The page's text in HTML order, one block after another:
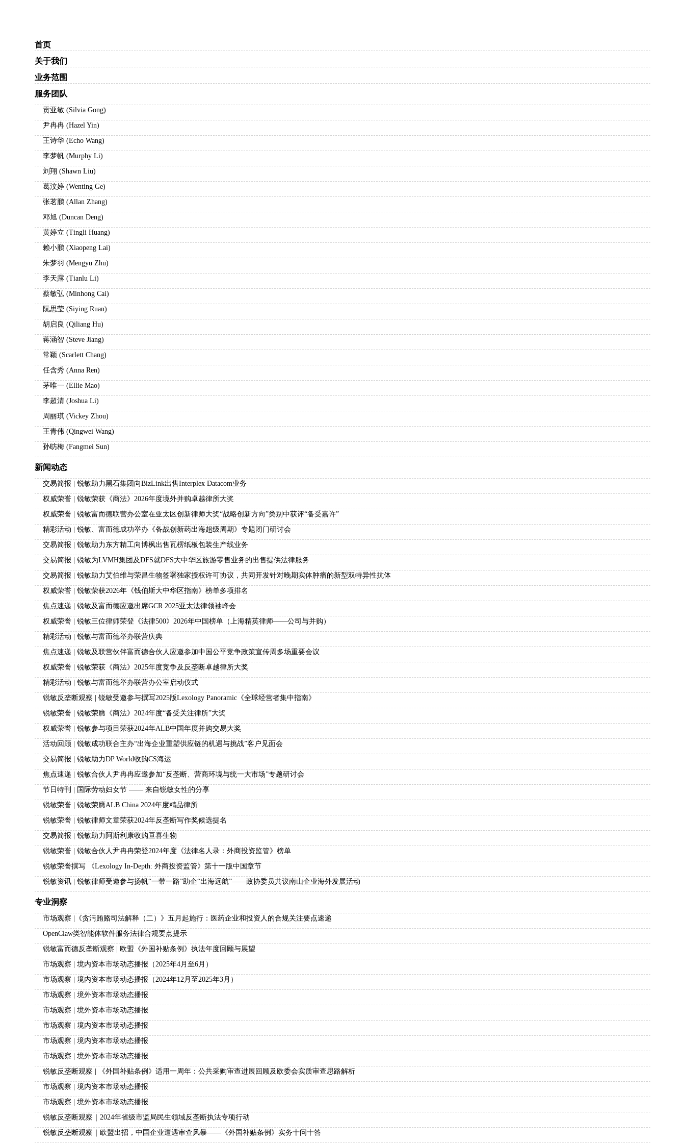
首页
关于我们
业务范围
服务团队
贡亚敏 (Silvia Gong)
尹冉冉 (Hazel Yin)
王诗华 (Echo Wang)
李梦帆 (Murphy Li)
刘翔 (Shawn Liu)
葛汶婷 (Wenting Ge)
张茗鹏 (Allan Zhang)
邓旭 (Duncan Deng)
黄婷立 (Tingli Huang)
赖小鹏 (Xiaopeng Lai)
朱梦羽 (Mengyu Zhu)
李天露 (Tianlu Li)
蔡敏弘 (Minhong Cai)
阮思莹 (Siying Ruan)
胡启良 (Qiliang Hu)
蒋涵智 (Steve Jiang)
常颖 (Scarlett Chang)
任含秀 (Anna Ren)
茅唯一 (Ellie Mao)
李超清 (Joshua Li)
周丽琪 (Vickey Zhou)
王青伟 (Qingwei Wang)
孙昉梅 (Fangmei Sun)
新闻动态
交易简报 | 锐敏助力黑石集团向BizLink出售Interplex Datacom业务
权威荣誉 | 锐敏荣获《商法》2026年度境外并购卓越律所大奖
权威荣誉 | 锐敏富而德联营办公室在亚太区创新律师大奖“战略创新方向”类别中获评“备受嘉许”
精彩活动 | 锐敏、富而德成功举办《备战创新药出海超级周期》专题闭门研讨会
交易简报 | 锐敏助力东方精工向博枫出售瓦楞纸板包装生产线业务
交易简报 | 锐敏为LVMH集团及DFS就DFS大中华区旅游零售业务的出售提供法律服务
交易简报 | 锐敏助力艾伯维与荣昌生物签署独家授权许可协议，共同开发针对晚期实体肿瘤的新型双特异性抗体
权威荣誉 | 锐敏荣获2026年《钱伯斯大中华区指南》榜单多项排名
焦点速递 | 锐敏及富而德应邀出席GCR 2025亚太法律领袖峰会
​权威荣誉 | 锐敏三位律师荣登《法律500》2026年中国榜单（上海精英律师——公司与并购）
精彩活动 | 锐敏与富而德举办联营庆典
焦点速递 | 锐敏及联营伙伴富而德合伙人应邀参加中国公平竞争政策宣传周多场重要会议
权威荣誉 | 锐敏荣获《商法》2025年度竞争及反垄断卓越律所大奖
精彩活动 | 锐敏与富而德举办联营办公室启动仪式
锐敏反垄断观察 | 锐敏受邀参与撰写2025版Lexology Panoramic《全球经营者集中指南》
锐敏荣誉 | 锐敏荣膺《商法》2024年度“备受关注律所”大奖
权威荣誉 | 锐敏参与项目荣获2024年ALB中国年度并购交易大奖
活动回顾 | 锐敏成功联合主办“出海企业重塑供应链的机遇与挑战”客户见面会
交易简报 | 锐敏助力DP World收购CS海运
焦点速递 | 锐敏合伙人尹冉冉应邀参加“反垄断、营商环境与统一大市场”专题研讨会
节日特刊 | 国际劳动妇女节 —— 来自锐敏女性的分享
锐敏荣誉 | 锐敏荣膺ALB China 2024年度精品律所
锐敏荣誉 | 锐敏律师文章荣获2024年反垄断写作奖候选提名
交易简报 | 锐敏助力阿斯利康收购亘喜生物
锐敏荣誉 | 锐敏合伙人尹冉冉荣登2024年度《法律名人录：外商投资监管》榜单
锐敏荣誉撰写 《Lexology In-Depth: 外商投资监管》第十一版中国章节
锐敏资讯 | 锐敏律师受邀参与扬帆“一带一路”助企“出海远航”——政协委员共议南山企业海外发展活动
专业洞察
​市场观察 |《贪污贿赂司法解释（二）》五月起施行：医药企业和投资人的合规关注要点速递
OpenClaw类智能体软件服务法律合规要点提示
锐敏富而德反垄断观察 | 欧盟《外国补贴条例》执法年度回顾与展望
市场观察 | 境内资本市场动态播报（2025年4月至6月）
市场观察 | 境内资本市场动态播报（2024年12月至2025年3月）
市场观察 | 境外资本市场动态播报
市场观察 | 境外资本市场动态播报
市场观察 | 境内资本市场动态播报
市场观察 | 境内资本市场动态播报
市场观察 | 境外资本市场动态播报
锐敏反垄断观察 | 《外国补贴条例》适用一周年：公共采购审查进展回顾及欧委会实质审查思路解析
市场观察 | 境内资本市场动态播报
市场观察 | 境外资本市场动态播报
锐敏反垄断观察｜2024年省级市监局民生领域反垄断执法专项行动
锐敏反垄断观察｜欧盟出招，中国企业遭遇审查风暴——《外国补贴条例》实务十问十答